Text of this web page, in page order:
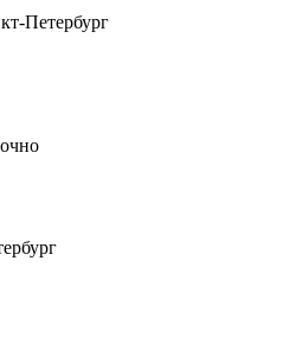
Петербург